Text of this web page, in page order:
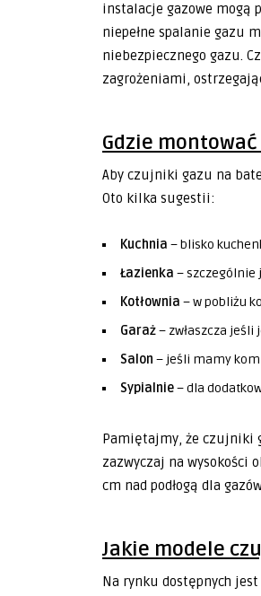
instalacje gazowe mogą
niepełne spalanie gazu
niebezpiecznego gazu.
zagrożeniami,
Gdzie
Aby czujniki gazu na
Oto kilka sugestii:
Kuchnia – blisko
Łazienka – szczególnie
Kotłownia – w pobliżu
Garaż– zwłaszcza jeśli
Salon – jeśli mamy
Sypialnie– dla
Pamiętajmy, że czujniki
zazwyczaj na wysokości
cm nad podłogą dla
Jakie modele
Na rynku dostępnych